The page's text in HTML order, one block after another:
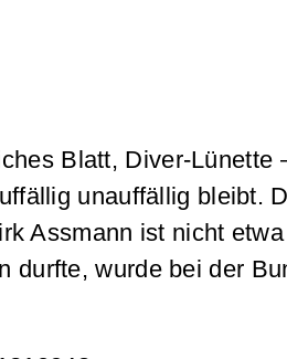
Blatt, Diver-Lünette
unauffällig bleibt.
Assmann ist nicht
durfte, wurde bei der